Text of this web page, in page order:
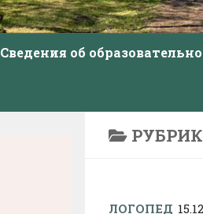
Сведения об
ЛОГОПЕД